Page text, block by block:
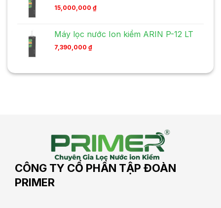
15,000,000 ₫
Máy lọc nước Ion kiềm ARIN P-12 LT
7,390,000 ₫
CÔNG TY CỔ PHẦN TẬP ĐOÀN
PRIMER